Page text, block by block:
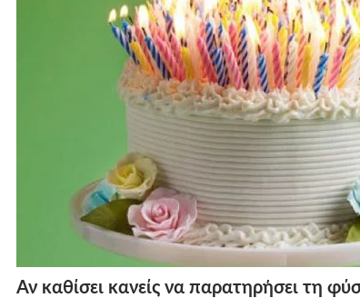
Αν καθίσει κανείς να παρατηρήσει τη